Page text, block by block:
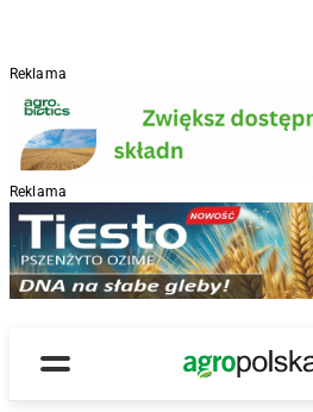
Reklama
Reklama
Menu
Main Logo